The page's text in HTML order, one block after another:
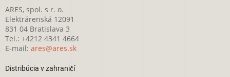
ARES, spol. s r. o.
Elektrárenská 12091
831 04 Bratislava 3
Tel.: +4212 4341 4664
E-mail: ares@ares.sk
Distribúcia v zahraničí